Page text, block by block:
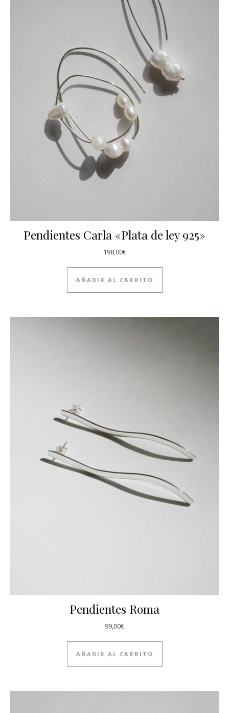
Pendientes Carla «Plata de ley 925»
198,00€
AÑADIR AL CARRITO
Pendientes Roma
99,00€
AÑADIR AL CARRITO